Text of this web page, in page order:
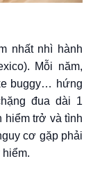
nhất nhì hành
Mỗi năm,
buggy… hứng
đua dài 1
hiểm trở và tình
cơ gặp phải